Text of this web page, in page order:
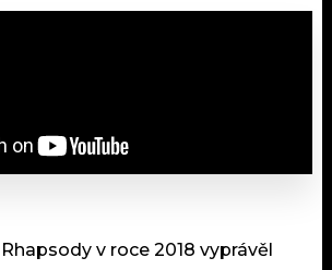
v roce 2018 vyprávěl